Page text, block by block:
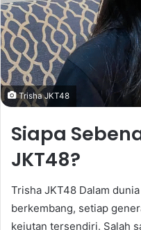
Trisha JKT48
Siapa
JKT48?
Trisha JKT48 Dalam
berkembang, setiap
kejutan tersendiri. Salah